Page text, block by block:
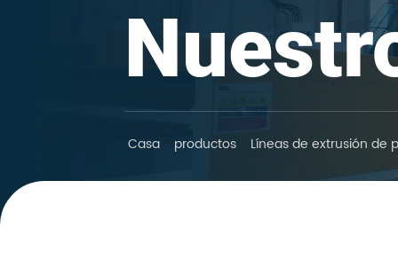
Casa productos Líneas de extrusión de